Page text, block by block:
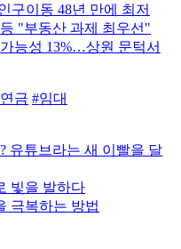
구이동 48년 만에 최저
"부동산 과제 최우선"
능성 13%…상원 문턱서
금 #임대
유튜브라는 새 이빨을 달
빛을 발하다
극복하는 방법